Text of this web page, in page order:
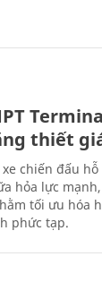
thiết
chiến đấu
hỏa lực
tối ưu hóa
phức tạp.